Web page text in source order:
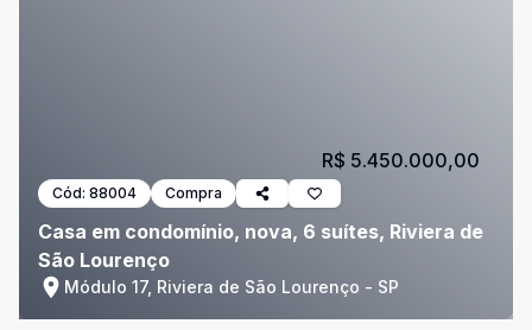
Cód: 88004 Compra
Casa em condomínio, nova, 6 suítes, Riviera de
São Lourenço
Módulo 17, Riviera de São Lourenço - SP
R$ 5.450.000,00